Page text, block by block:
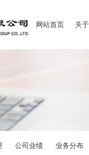
网站首页 关
公司业绩 业务分布